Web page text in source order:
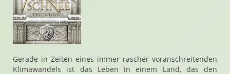
Gerade in Zeiten eines immer rascher voranschreitenden
Klimawandels ist das Leben in einem Land, das den